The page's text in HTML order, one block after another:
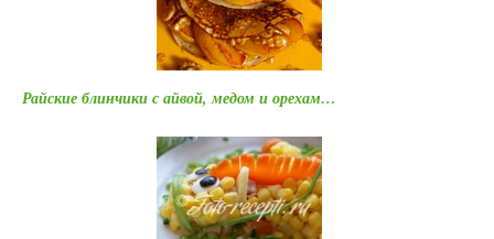
Райские блинчики с айвой, медом и орехам…